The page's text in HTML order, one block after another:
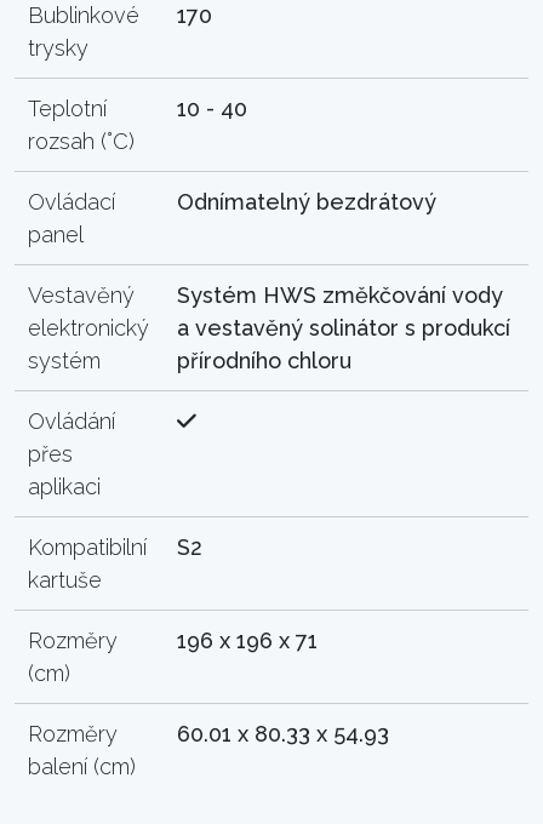
Bublinkové
trysky
170
Teplotní
rozsah (°C)
10 - 40
Ovládací
panel
Odnímatelný bezdrátový
Vestavěný
elektronický
systém
Systém HWS změkčování vody
a vestavěný solinátor s produkcí
přírodního chloru
Ovládání
přes
aplikaci
Kompatibilní
kartuše
S2
Rozměry
(cm)
196 x 196 x 71
Rozměry
balení (cm)
60.01 x 80.33 x 54.93